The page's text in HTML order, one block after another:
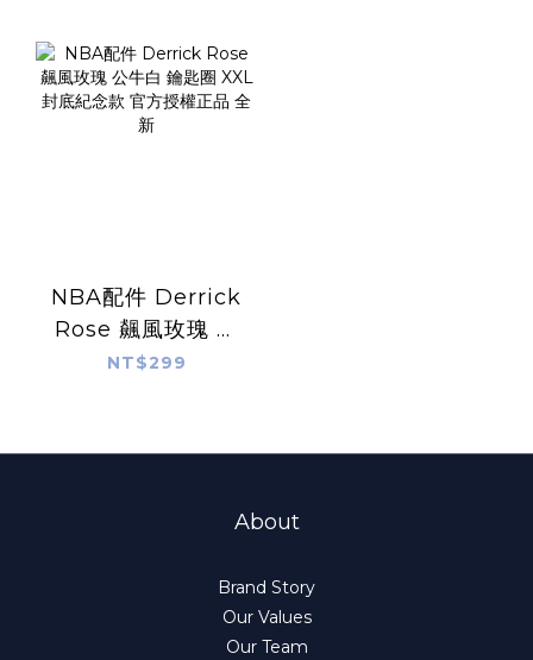
MVP 羅斯 飆風玫
瑰 精緻公仔 全新
NBA配件 Derrick
Rose 飆風玫瑰 公
牛白 鑰匙圈 XXL 封
NT$299
About
Brand Story
Our Values
Our Team